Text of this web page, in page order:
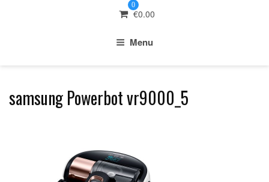
0
€0.00
Menu
samsung Powerbot vr9000_5